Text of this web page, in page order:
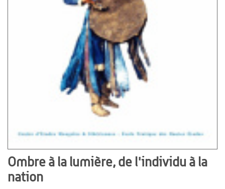
Ombre à la lumière, de l'individu à la
nation